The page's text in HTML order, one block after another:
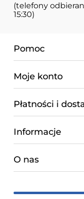
(telefony
15:30)
Pomoc
Moje konto
Płatności i
Informacje
O nas